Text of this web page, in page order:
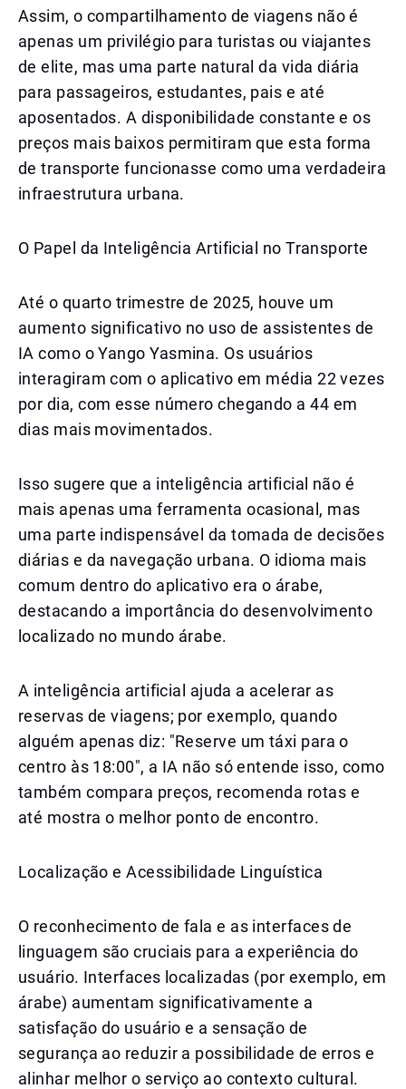
Assim, o compartilhamento de viagens não é
apenas um privilégio para turistas ou viajantes
de elite, mas uma parte natural da vida diária
para passageiros, estudantes, pais e até
aposentados. A disponibilidade constante e os
preços mais baixos permitiram que esta forma
de transporte funcionasse como uma verdadeira
infraestrutura urbana.
O Papel da Inteligência Artificial no Transporte
Até o quarto trimestre de 2025, houve um
aumento significativo no uso de assistentes de
IA como o Yango Yasmina. Os usuários
interagiram com o aplicativo em média 22 vezes
por dia, com esse número chegando a 44 em
dias mais movimentados.
Isso sugere que a inteligência artificial não é
mais apenas uma ferramenta ocasional, mas
uma parte indispensável da tomada de decisões
diárias e da navegação urbana. O idioma mais
comum dentro do aplicativo era o árabe,
destacando a importância do desenvolvimento
localizado no mundo árabe.
A inteligência artificial ajuda a acelerar as
reservas de viagens; por exemplo, quando
alguém apenas diz: "Reserve um táxi para o
centro às 18:00", a IA não só entende isso, como
também compara preços, recomenda rotas e
até mostra o melhor ponto de encontro.
Localização e Acessibilidade Linguística
O reconhecimento de fala e as interfaces de
linguagem são cruciais para a experiência do
usuário. Interfaces localizadas (por exemplo, em
árabe) aumentam significativamente a
satisfação do usuário e a sensação de
segurança ao reduzir a possibilidade de erros e
alinhar melhor o serviço ao contexto cultural.